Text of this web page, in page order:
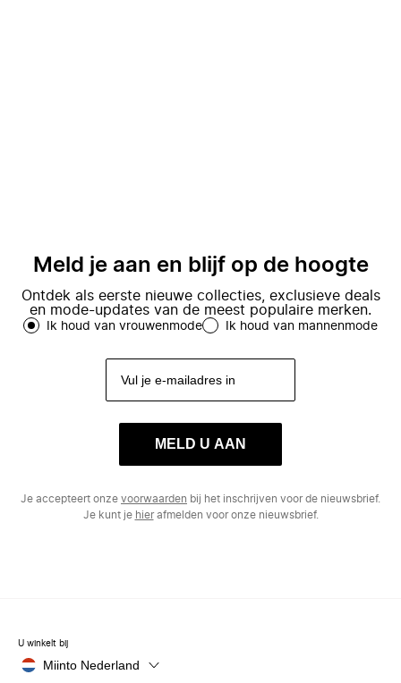
Meld je aan en blijf op de hoogte
Ontdek als eerste nieuwe collecties, exclusieve deals
en mode-updates van de meest populaire merken.
Ik houd van vrouwenmode Ik houd van mannenmode
MELD U AAN
Je accepteert onze voorwaarden bij het inschrijven voor de nieuwsbrief.
Je kunt je hierafmelden voor onze nieuwsbrief.
U winkelt bij
Miinto Nederland